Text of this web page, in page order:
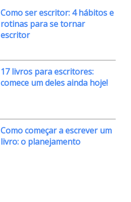
Como ser escritor: 4 hábitos e
rotinas para se tornar
escritor
17 livros para escritores:
comece um deles ainda hoje!
Como começar a escrever um
livro: o planejamento